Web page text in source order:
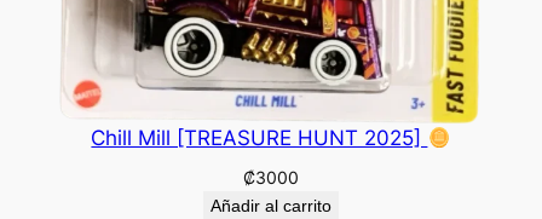
Chill Mill [TREASURE HUNT 2025]
₡3000
Añadir al carrito